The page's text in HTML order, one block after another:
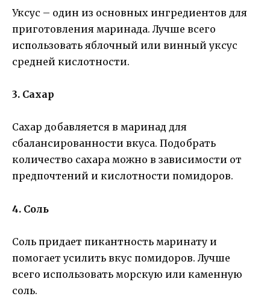
Уксус – один из основных ингредиентов для
приготовления маринада. Лучше всего
использовать яблочный или винный уксус
средней кислотности.
3. Сахар
Сахар добавляется в маринад для
сбалансированности вкуса. Подобрать
количество сахара можно в зависимости от
предпочтений и кислотности помидоров.
4. Соль
Соль придает пикантность маринату и
помогает усилить вкус помидоров. Лучше
всего использовать морскую или каменную
соль.